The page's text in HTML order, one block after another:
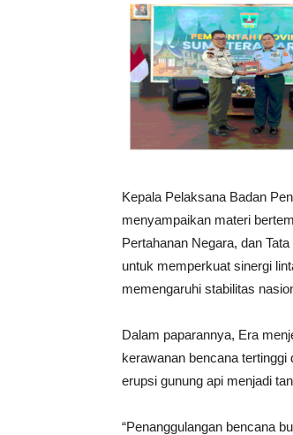
Kepala Pelaksana Badan
menyampaikan materi
Pertahanan Negara, dan
untuk memperkuat sinergi
memengaruhi stabilitas
Dalam paparannya, Era
kerawanan bencana
erupsi gunung api menjadi
“Penanggulangan bencana